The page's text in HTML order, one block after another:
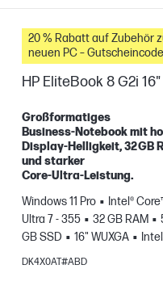
20 % Rabatt auf Zubehör
neuen PC –
WBW20
HP EliteBook 8 G2i 16"
Großformatiges
Business‑Notebook mit
Display‑Helligkeit, 32 GB
und starker
Core‑Ultra‑Leistung.
Windows 11 Pro
Intel®
Ultra 7 - 355
32 GB RAM
GB SSD
16" WUXGA
Grafikkarte
DK4X0AT#ABD